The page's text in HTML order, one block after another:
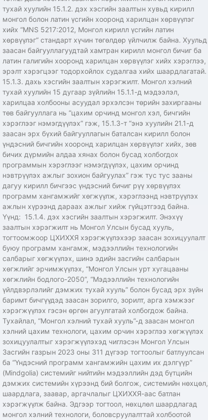
тухай хуулийн 15.1.2. дэх хэсгийн заалтын хувьд кирилл
монгол болон латин үсгийн хооронд харилцан хөрвүүлэг
хийх “MNS 5217:2012, Монгол кирилл үсгийн латин
хөрвүүлэг” стандарт хүчин төгөлдөр үйлчилж байна. Хуульд
заасан байгууллагуудтай хамтран кирилл монгол бичиг ба
латин галигийн хооронд харилцан хөрвүүлэг хийх хэрэглээ,
эрэлт хэрэгцээг тодорхойлох судалгаа хийх шаардлагатай.
15.1.3. дахь хэсгийн заалтын хэрэгжилт. Монгол хэлний
тухай хуулийн 15 дугаар зүйлийн 15.1.1-д мэдээлэл,
харилцаа холбооны асуудал эрхэлсэн төрийн захиргааны
төв байгууллага нь “цахим орчинд монгол хэл, бичгийн
хэрэглээг нэмэгдүүлэх” гэж, 15.1.3-т “энэ хуулийн 21.1-д
заасан эрх бүхий байгууллагын баталсан кирилл болон
үндэсний бичгийн хооронд харилцан хөрвүүлэг хийх, зөв
бичих дүрмийн алдаа хянах болон бусад холбогдох
программын хэрэглээг нэмэгдүүлэх, цахим орчинд
нэвтрүүлэх ажлыг зохион байгуулах” гэж тус тус зааны
дагуу кирилл бичгээс үндэсний бичиг рүү хөрвүүлэх
программ хангамжийг хөгжүүлж, хэрэглээнд нэвтрүүлэх
ажлын хүрээнд дараах ажлыг хийж гүйцэтгээд байна.
Үүнд: 15.1.4. дэх хэсгийн заалтын хэрэгжилт. Энэхүү
заалтын хэрэгжилт нь Монгол Улсын бусад хууль,
тогтоомжоор ЦХИХХЯ хэрэгжүүлэхээр заасан зохицуулалт
буюу программ хангамж, мэдээллийн технологийн
салбарыг хөгжүүлэх, шинэ эдийн засгийн салбарын
хөгжлийг эрчимжүүлэх, “Монгол Улсын урт хугацааны
хөгжлийн бодлого-2050”, “Мэдээллийн технологийн
үйлдвэрлэлийг дэмжих тухай хууль” болон бусад эрх зүйн
баримт бичгүүдэд заасан зорилго, зорилт, арга хэмжээг
хэрэгжүүлэх гэсэн өргөн агуулгатай холбогдож байна.
Тухайлал, “Монгол хэлний тухай хууль”-д заасан монгол
хэлний цахим технологи, цахим орчин хэрэглээ хөгжүүлэх
зохицуулалтыг хэрэгжүүлэхэд чиглэсэн Монгол Улсын
Засгийн газрын 2023 оны 311 дүгээр тогтоолыг батлуулсан
ба “Үндэсний программ хангамжийн цахим их дэлгүүр”
(Mindgolia) системийг нийтийн мэдээллийн дэд бүтцийн
дэмжих системийн хүрээнд бий болгож, системийн нөхцөл,
шаардлага, заавар, аргачлалыг ЦХИХХЯ-аас батлан
хэрэгжүүлж байна. Эдгээр тогтоол, нөхцлөл шаардлагад
монгол хэлний технологи, боловсруулалттай холбоотой